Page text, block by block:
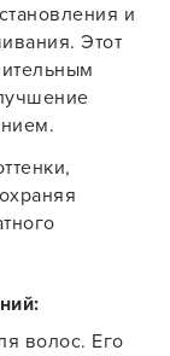
и
Этот
волос. Его